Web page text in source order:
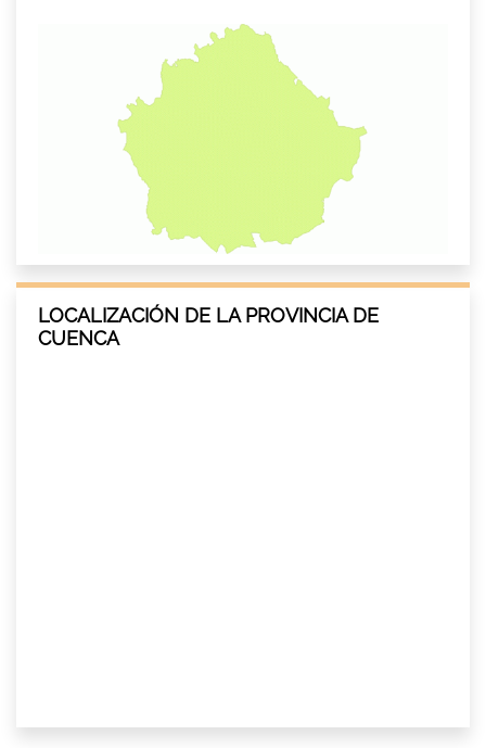
LOCALIZACIÓN DE LA PROVINCIA DE
CUENCA